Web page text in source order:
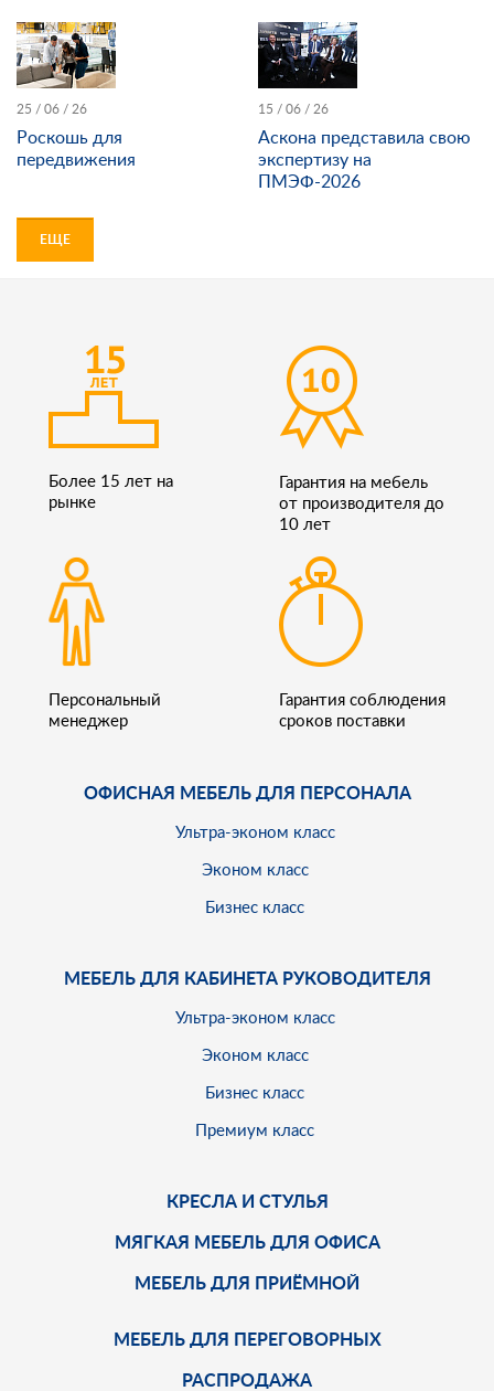
25 / 06 / 26
Роскошь для
передвижения
15 / 06 / 26
Аскона представила свою
экспертизу на
ПМЭФ-2026
ЕЩЕ
Более 15 лет на
рынке
Гарантия на мебель
от производителя до
10 лет
Персональный
менеджер
Гарантия соблюдения
сроков поставки
ОФИСНАЯ МЕБЕЛЬ ДЛЯ ПЕРСОНАЛА
Ультра-эконом класс
Эконом класс
Бизнес класс
МЕБЕЛЬ ДЛЯ КАБИНЕТА РУКОВОДИТЕЛЯ
Ультра-эконом класс
Эконом класс
Бизнес класс
Премиум класс
КРЕСЛА И СТУЛЬЯ
МЯГКАЯ МЕБЕЛЬ ДЛЯ ОФИСА
МЕБЕЛЬ ДЛЯ ПРИЁМНОЙ
МЕБЕЛЬ ДЛЯ ПЕРЕГОВОРНЫХ
РАСПРОДАЖА